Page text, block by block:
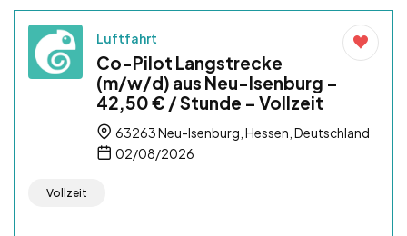
Luftfahrt
Co-Pilot Langstrecke
(m/w/d) aus Neu-Isenburg –
42,50 € / Stunde – Vollzeit
63263 Neu-Isenburg, Hessen, Deutschland
02/08/2026
Vollzeit